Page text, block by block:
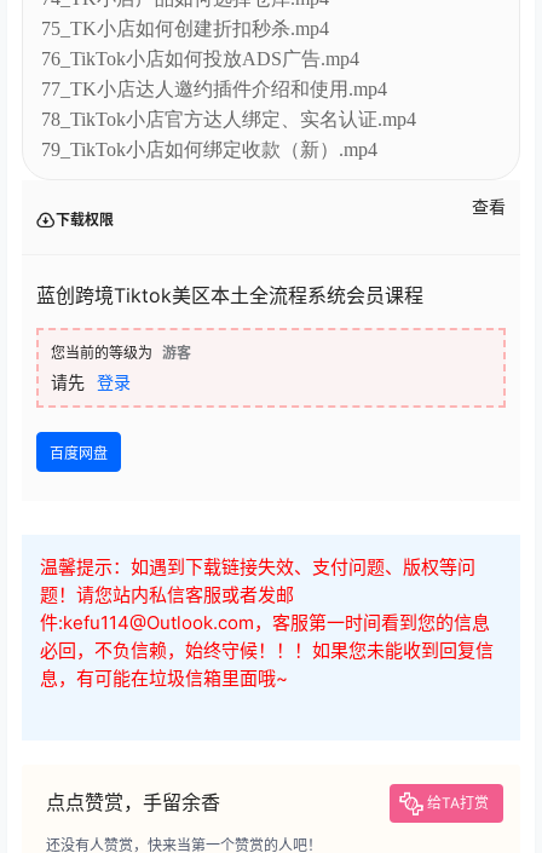
75_TK小店如何创建折扣秒杀.mp4
76_TikTok小店如何投放ADS广告.mp4
77_TK小店达人邀约插件介绍和使用.mp4
78_TikTok小店官方达人绑定、实名认证.mp4
79_TikTok小店如何绑定收款（新）.mp4
下载权限
查看
蓝创跨境Tiktok美区本土全流程系统会员课程
您当前的等级为 游客
请先 登录
百度网盘
温馨提示：如遇到下载链接失效、支付问题、版权等问
题！请您站内私信客服或者发邮
件:kefu114@Outlook.com，客服第一时间看到您的信息
必回，不负信赖，始终守候！！！如果您未能收到回复信
息，有可能在垃圾信箱里面哦~
点点赞赏，手留余香 给TA打赏
还没有人赞赏，快来当第一个赞赏的人吧！